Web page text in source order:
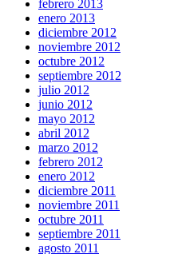
febrero 2013
enero 2013
diciembre 2012
noviembre 2012
octubre 2012
septiembre 2012
julio 2012
junio 2012
mayo 2012
abril 2012
marzo 2012
febrero 2012
enero 2012
diciembre 2011
noviembre 2011
octubre 2011
septiembre 2011
agosto 2011